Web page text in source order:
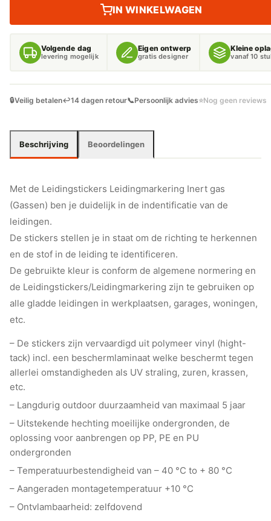
AANTAL
IN WINKELWAGEN
Volgende dag
levering mogelijk
Eigen ontwerp
gratis designer
Kleine
vanaf 10
🔒Veilig betalen↩️14 dagen retour📞Persoonlijk advies⭐Nog geen reviews
Beschrijving Beoordelingen
Met de Leidingstickers Leidingmarkering Inert gas
(Gassen) ben je duidelijk in de indentificatie van de
leidingen.
De stickers stellen je in staat om de richting te herkennen
en de stof in de leiding te identificeren.
De gebruikte kleur is conform de algemene normering en
de Leidingstickers/Leidingmarkering zijn te gebruiken op
alle gladde leidingen in werkplaatsen, garages, woningen,
etc.
– De stickers zijn vervaardigd uit polymeer vinyl (hight-
tack) incl. een beschermlaminaat welke beschermt tegen
allerlei omstandigheden als UV straling, zuren, krassen,
etc.
– Langdurig outdoor duurzaamheid van maximaal 5 jaar
– Uitstekende hechting moeilijke ondergronden, de
oplossing voor aanbrengen op PP, PE en PU
ondergronden
– Temperatuurbestendigheid van – 40 °C to + 80 °C
– Aangeraden montagetemperatuur +10 °C
– Ontvlambaarheid: zelfdovend